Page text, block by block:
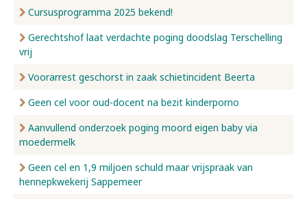
Cursusprogramma 2025 bekend!
Gerechtshof laat verdachte poging doodslag Terschelling
vrij
Voorarrest geschorst in zaak schietincident Beerta
Geen cel voor oud-docent na bezit kinderporno
Aanvullend onderzoek poging moord eigen baby via
moedermelk
Geen cel en 1,9 miljoen schuld maar vrijspraak van
hennepkwekerij Sappemeer